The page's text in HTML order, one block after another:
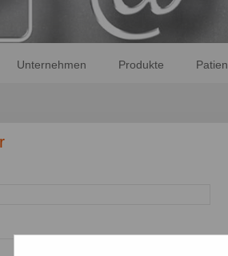
Unternehmen Produkte